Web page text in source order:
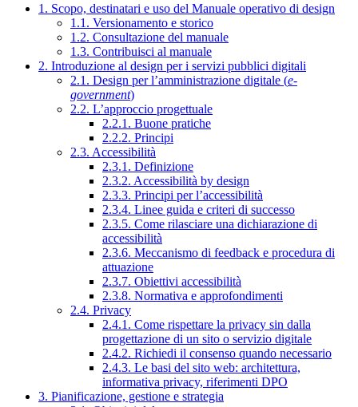
1. Scopo, destinatari e uso del Manuale operativo di design
1.1. Versionamento e storico
1.2. Consultazione del manuale
1.3. Contribuisci al manuale
2. Introduzione al design per i servizi pubblici digitali
2.1. Design per l’amministrazione digitale (e-
government)
2.2. L’approccio progettuale
2.2.1. Buone pratiche
2.2.2. Principi
2.3. Accessibilità
2.3.1. Definizione
2.3.2. Accessibilità by design
2.3.3. Principi per l’accessibilità
2.3.4. Linee guida e criteri di successo
2.3.5. Come rilasciare una dichiarazione di
accessibilità
2.3.6. Meccanismo di feedback e procedura di
attuazione
2.3.7. Obiettivi accessibilità
2.3.8. Normativa e approfondimenti
2.4. Privacy
2.4.1. Come rispettare la privacy sin dalla
progettazione di un sito o servizio digitale
2.4.2. Richiedi il consenso quando necessario
2.4.3. Le basi del sito web: architettura,
informativa privacy, riferimenti DPO
3. Pianificazione, gestione e strategia